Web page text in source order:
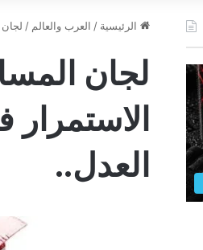
الرئيسية / العرب والعالم /
لجان
العدل..